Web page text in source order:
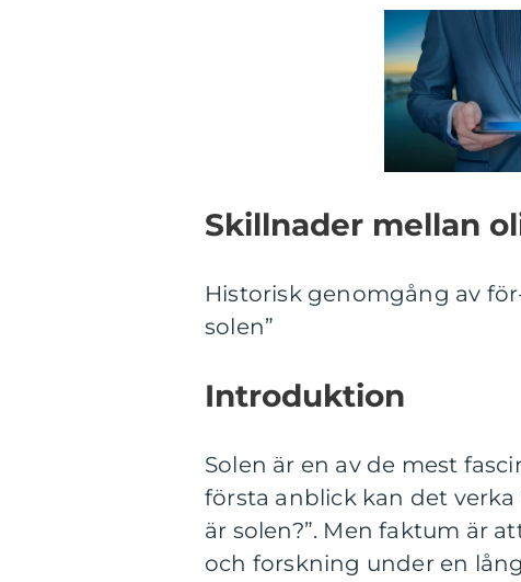
Skillnader mellan
Historisk genomgång av
solen”
Introduktion
Solen är en av de mest
första anblick kan det
är solen?”. Men faktum är
och forskning under en